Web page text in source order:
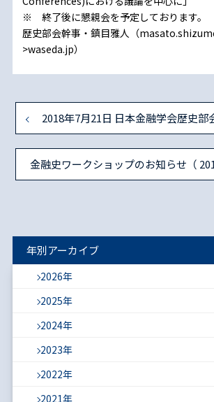
※ 終了後に懇親会を予定しております。
歴史部会幹事・鎮目雅人（
>waseda.jp）
2018年7月21日 日本金融学会歴史部
年別アーカイブ
2026年
2025年
2024年
2023年
2022年
2021年